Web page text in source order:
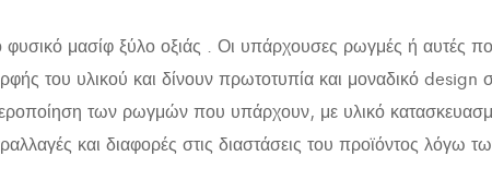
μασίφ ξύλο οξιάς . Οι υπάρχουσες ρωγμές ή αυτές
του υλικού και δίνουν πρωτοτυπία και μοναδικό design
των ρωγμών που υπάρχουν, με υλικό
και διαφορές στις διαστάσεις του προϊόντος λόγω